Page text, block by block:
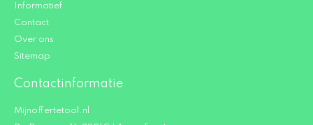
Informatief
Contact
Over ons
Sitemap
Contactinformatie
Mijnoffertetool.nl